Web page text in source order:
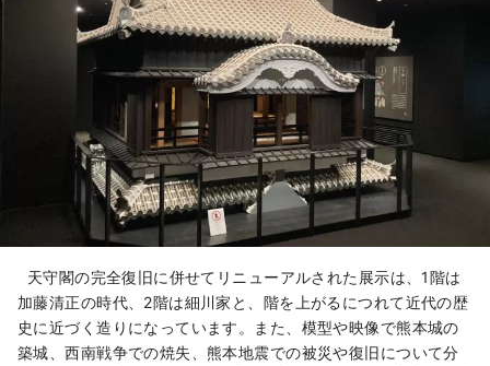
天守閣の完全復旧に併せてリニューアルされた展示は、1階は
加藤清正の時代、2階は細川家と、階を上がるにつれて近代の歴
史に近づく造りになっています。また、模型や映像で熊本城の
築城、西南戦争での焼失、熊本地震での被災や復旧について分